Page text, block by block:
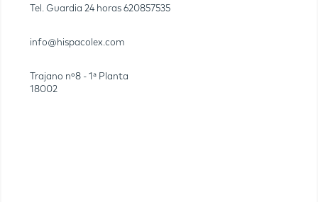
Tel. Guardia 24 horas 620857535
info@hispacolex.com
Trajano nº8 - 1ª Planta
18002